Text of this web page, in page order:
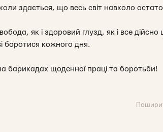
коли здається, що весь світ навколо
як і здоровий глузд, як і все
боротися кожного дня.
барикадах щоденної праці та боротьби!